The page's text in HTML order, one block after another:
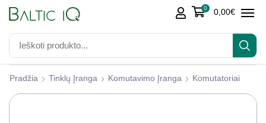
0 0,00€
Pradžia Tinklų Įranga Komutavimo Įranga Komutatoriai